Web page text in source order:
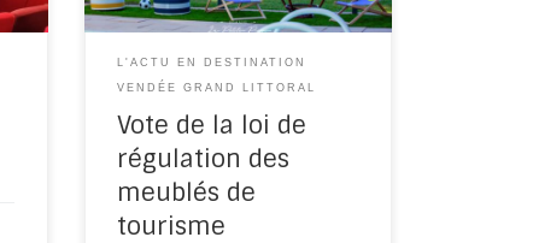
L'ACTU EN DESTINATION
VENDÉE GRAND LITTORAL
Vote de la loi de
régulation des
meublés de
tourisme